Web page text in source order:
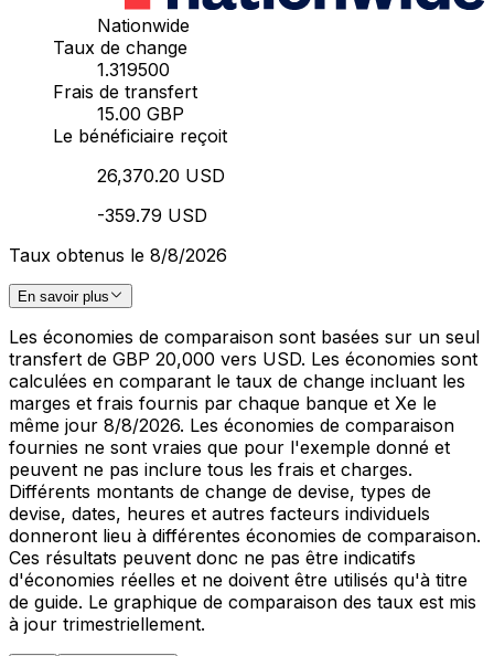
Nationwide
Taux de change
1.319500
Frais de transfert
15.00 GBP
Le bénéficiaire reçoit
26,370.20 USD
-359.79 USD
Taux obtenus le 8/8/2026
En savoir plus
Les économies de comparaison sont basées sur un seul
transfert de GBP 20,000 vers USD. Les économies sont
calculées en comparant le taux de change incluant les
marges et frais fournis par chaque banque et Xe le
même jour 8/8/2026. Les économies de comparaison
fournies ne sont vraies que pour l'exemple donné et
peuvent ne pas inclure tous les frais et charges.
Différents montants de change de devise, types de
devise, dates, heures et autres facteurs individuels
donneront lieu à différentes économies de comparaison.
Ces résultats peuvent donc ne pas être indicatifs
d'économies réelles et ne doivent être utilisés qu'à titre
de guide. Le graphique de comparaison des taux est mis
à jour trimestriellement.